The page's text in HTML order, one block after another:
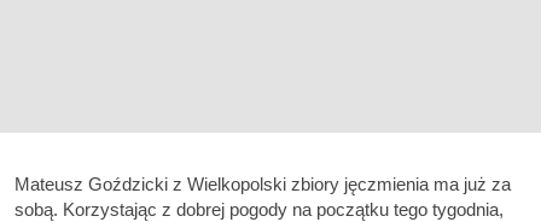
Mateusz Goździcki z Wielkopolski zbiory jęczmienia ma już za
sobą. Korzystając z dobrej pogody na początku tego tygodnia,